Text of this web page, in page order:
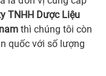
TNHH Dược Liệu
thì chúng tôi còn
quốc với số lượng